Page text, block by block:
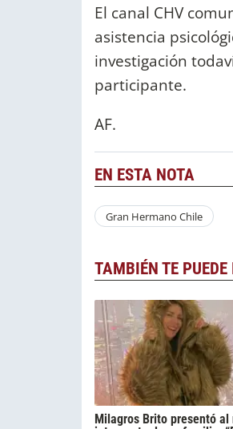
El canal CHV
asistencia
investigación
participante.
AF.
EN ESTA NOTA
Gran Hermano Chile
TAMBIÉN TE PUEDE
Milagros Brito presentó al